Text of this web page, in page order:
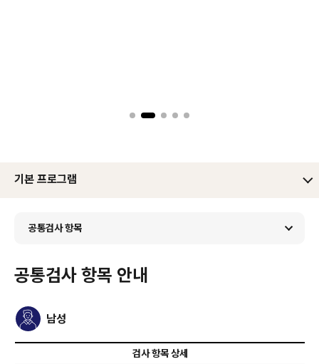
기본 프로그램
공통검사 항목
공통검사 항목 안내
남성
검사 항목 상세